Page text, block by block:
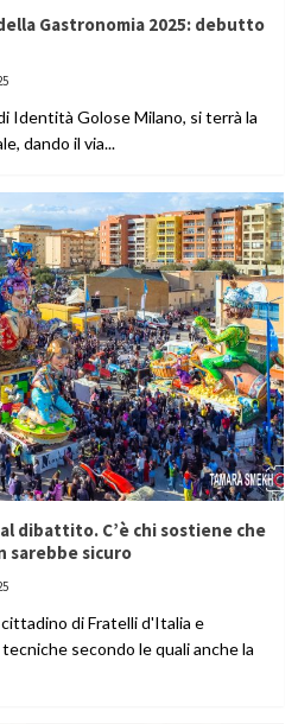
Gastronomia 2025: debutto
Identità Golose Milano, si terrà la
dando il via...
dibattito. C’è chi sostiene che
sarebbe sicuro
di Fratelli d'Italia e
secondo le quali anche la